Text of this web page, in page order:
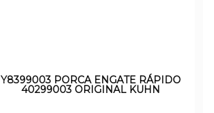
Y8399003 PORCA ENGATE RÁPIDO
40299003 ORIGINAL KUHN